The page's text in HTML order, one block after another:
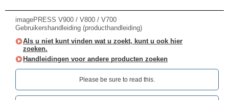
imagePRESS V900 / V800 / V700
Gebruikershandleiding (producthandleiding)
Als u niet kunt vinden wat u zoekt, kunt u ook hier
zoeken.
Handleidingen voor andere producten zoeken
Please be sure to read this.‎